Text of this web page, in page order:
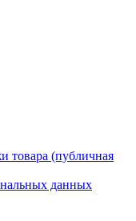
товара (публичная
данных